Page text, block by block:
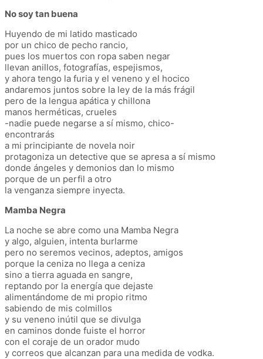
No soy tan buena
Huyendo de mi latido masticado
por un chico de pecho rancio,
pues los muertos con ropa saben negar
llevan anillos, fotografías, espejismos,
y ahora tengo la furia y el veneno y el hocico
andaremos juntos sobre la ley de la más frágil
pero de la lengua apática y chillona
manos herméticas, crueles
-nadie puede negarse a sí mismo, chico-
encontrarás
a mi principiante de novela noir
protagoniza un detective que se apresa a sí mismo
donde ángeles y demonios dan lo mismo
porque de un perfil a otro
la venganza siempre inyecta.
Mamba Negra
La noche se abre como una Mamba Negra
y algo, alguien, intenta burlarme
pero no seremos vecinos, adeptos, amigos
porque la ceniza no llega a ceniza
sino a tierra aguada en sangre,
reptando por la energía que dejaste
alimentándome de mi propio ritmo
sabiendo de mis colmillos
y su veneno inútil que se divulga
en caminos donde fuiste el horror
con el coraje de un orador mudo
y correos que alcanzan para una medida de vodka.